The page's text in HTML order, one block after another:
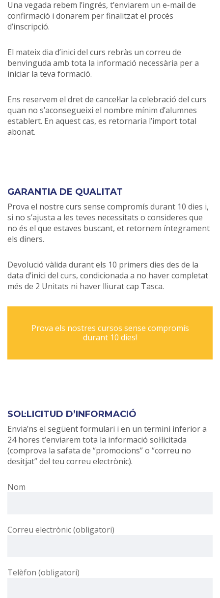
Una vegada rebem l’ingrés, t’enviarem un e-mail de
confirmació i donarem per finalitzat el procés
d’inscripció.
El mateix dia d’inici del curs rebràs un correu de
benvinguda amb tota la informació necessària per a
iniciar la teva formació.
Ens reservem el dret de cancel·lar la celebració del curs
quan no s’aconsegueixi el nombre mínim d’alumnes
establert. En aquest cas, es retornaria l’import total
abonat.
GARANTIA DE QUALITAT
Prova el nostre curs sense compromís durant 10 dies i,
si no s’ajusta a les teves necessitats o consideres que
no és el que estaves buscant, et retornem íntegrament
els diners.
Devolució vàlida durant els 10 primers dies des de la
data d’inici del curs, condicionada a no haver completat
més de 2 Unitats ni haver lliurat cap Tasca.
Prova els nostres cursos sense compromís
durant 10 dies!
SOL·LICITUD D’INFORMACIÓ
Envia’ns el següent formulari i en un termini inferior a
24 hores t’enviarem tota la informació sol·licitada
(comprova la safata de “promocions” o “correu no
desitjat” del teu correu electrònic).
Nom
Correu electrònic (obligatori)
Telèfon (obligatori)